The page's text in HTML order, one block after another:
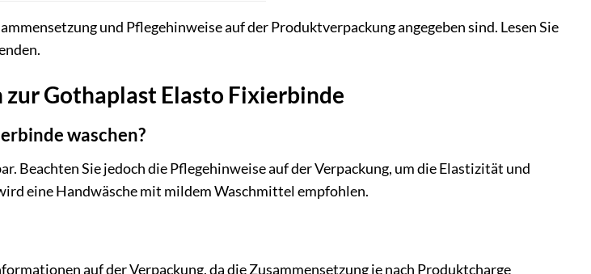
und Pflegehinweise auf der Produktverpackung angegeben sind. Lesen Sie
zur Gothaplast Elasto Fixierbinde
waschen?
Beachten Sie jedoch die Pflegehinweise auf der Verpackung, um die Elastizität und
eine Handwäsche mit mildem Waschmittel empfohlen.
auf der Verpackung, da die Zusammensetzung je nach Produktcharge